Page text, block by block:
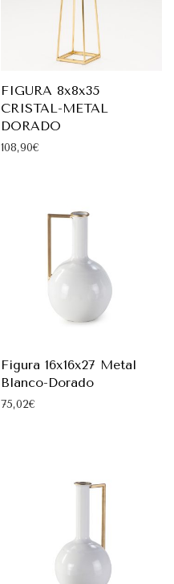
FIGURA 8x8x35
CRISTAL-METAL
DORADO
108,90€
Figura 16x16x27 Metal
Blanco-Dorado
75,02€